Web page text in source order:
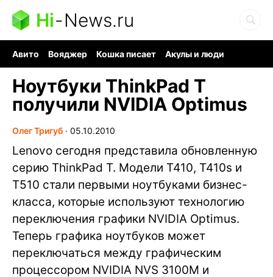
Hi-News.ru
Авито Вояджер Кошка писает
Акулы и люди
Ноутбуки ThinkPad T
получили NVIDIA Optimus
Олег Тригуб ∙ 05.10.2010
Lenovo сегодня представила обновленную
серию ThinkPad T. Модели T410, T410s и
T510 стали первыми ноутбуками бизнес-
класса, которые используют технологию
переключения графики NVIDIA Optimus.
Теперь графика ноутбуков может
переключаться между графическим
процессором NVIDIA NVS 3100M и